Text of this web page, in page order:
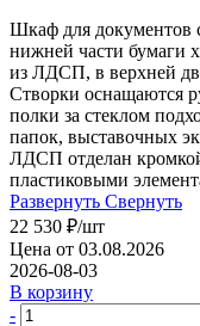
Шкаф для документов
нижней части бумаги
из ЛДСП, в верхней
Створки оснащаются
полки за стеклом
папок, выставочных
ЛДСП отделан
пластиковыми
Развернуть Свернуть
22 530 ₽/шт
Цена от 03.08.2026
2026-08-03
В корзину
-